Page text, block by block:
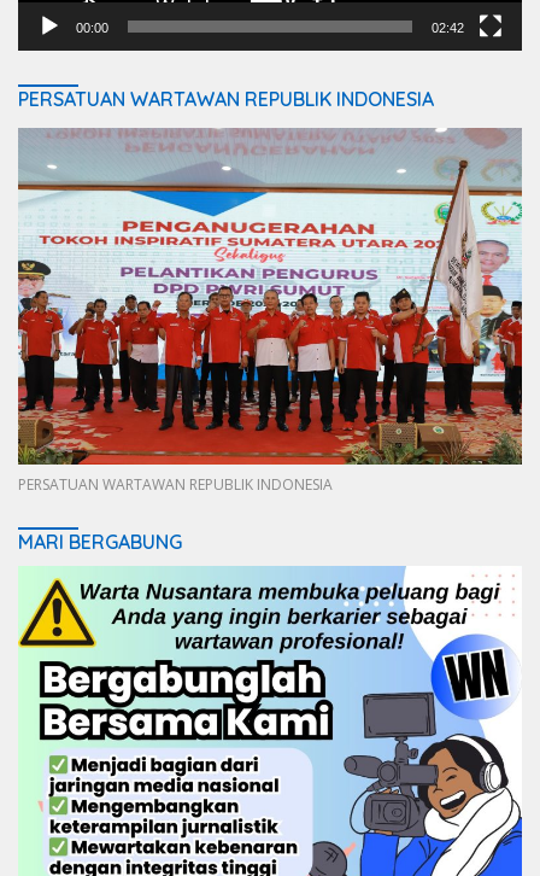
00:00 02:42
PERSATUAN WARTAWAN REPUBLIK INDONESIA
PERSATUAN WARTAWAN REPUBLIK INDONESIA
MARI BERGABUNG